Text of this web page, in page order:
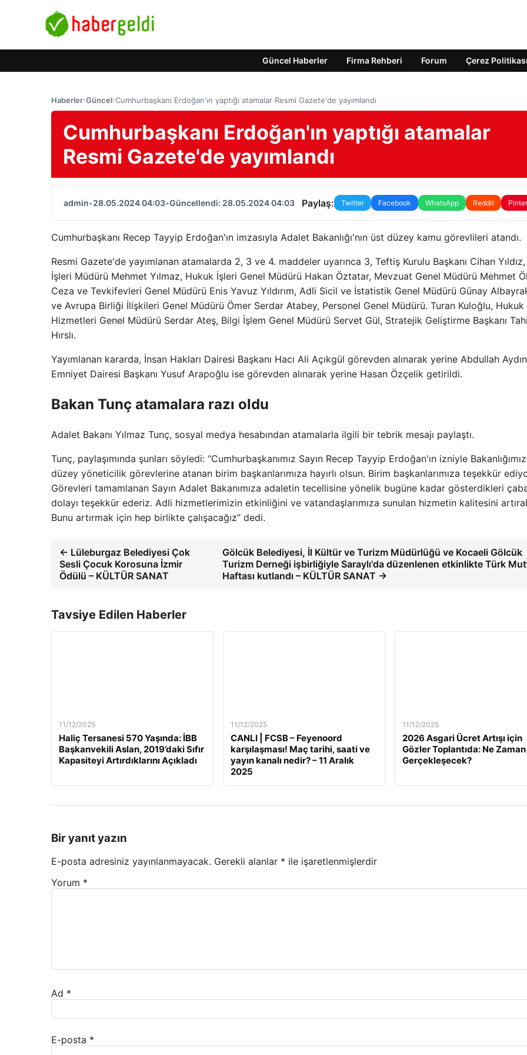
Güncel Haberler Firma Rehberi Forum Çerez Politikası
Haberler›Güncel›Cumhurbaşkanı Erdoğan'ın yaptığı atamalar Resmi Gazete'de yayımlandı
Cumhurbaşkanı Erdoğan'ın yaptığı atamalar
Resmi Gazete'de yayımlandı
admin•28.05.2024 04:03•Güncellendi: 28.05.2024 04:03 Paylaş: Twitter Facebook WhatsApp Reddit
Cumhurbaşkanı Recep Tayyip Erdoğan'ın imzasıyla Adalet Bakanlığı'nın üst düzey kamu görevlileri atandı.
Resmi Gazete'de yayımlanan atamalarda 2, 3 ve 4. maddeler uyarınca 3, Teftiş Kurulu Başkanı Cihan
İşleri Müdürü Mehmet Yılmaz, Hukuk İşleri Genel Müdürü Hakan Öztatar, Mevzuat Genel Müdürü Mehmet
Ceza ve Tevkifevleri Genel Müdürü Enis Yavuz Yıldırım, Adli Sicil ve İstatistik Genel Müdürü Günay
ve Avrupa Birliği İlişkileri Genel Müdürü Ömer Serdar Atabey, Personel Genel Müdürü. Turan Kuloğlu, Hukuk
Hizmetleri Genel Müdürü Serdar Ateş, Bilgi İşlem Genel Müdürü Servet Gül, Stratejik Geliştirme Başkanı
Hırslı.
Yayımlanan kararda, İnsan Hakları Dairesi Başkanı Hacı Ali Açıkgül görevden alınarak yerine Abdullah
Emniyet Dairesi Başkanı Yusuf Arapoğlu ise görevden alınarak yerine Hasan Özçelik getirildi.
Bakan Tunç atamalara razı oldu
Adalet Bakanı Yılmaz Tunç, sosyal medya hesabından atamalarla ilgili bir tebrik mesajı paylaştı.
Tunç, paylaşımında şunları söyledi: “Cumhurbaşkanımız Sayın Recep Tayyip Erdoğan'ın izniyle
düzey yöneticilik görevlerine atanan birim başkanlarımıza hayırlı olsun. Birim başkanlarımıza teşekkür
Görevleri tamamlanan Sayın Adalet Bakanımıza adaletin tecellisine yönelik bugüne kadar gösterdikleri
dolayı teşekkür ederiz. Adli hizmetlerimizin etkinliğini ve vatandaşlarımıza sunulan hizmetin kalitesini
Bunu artırmak için hep birlikte çalışacağız” dedi.
← Lüleburgaz Belediyesi Çok
Sesli Çocuk Korosuna İzmir
Ödülü – KÜLTÜR SANAT
Gölcük Belediyesi, İl Kültür ve Turizm Müdürlüğü ve Kocaeli Gölcük
Turizm Derneği işbirliğiyle Saraylı'da düzenlenen etkinlikte Türk
Haftası kutlandı – KÜLTÜR SANAT →
Tavsiye Edilen Haberler
11/12/2025
Haliç Tersanesi 570 Yaşında: İBB
Başkanvekili Aslan, 2019’daki Sıfır
Kapasiteyi Artırdıklarını Açıkladı
11/12/2025
CANLI | FCSB – Feyenoord
karşılaşması! Maç tarihi, saati ve
yayın kanalı nedir? – 11 Aralık
2025
11/12/2025
2026 Asgari Ücret Artışı için
Gözler Toplantıda: Ne Zaman
Gerçekleşecek?
Bir yanıt yazın
E-posta adresiniz yayınlanmayacak. Gerekli alanlar * ile işaretlenmişlerdir
Yorum *
Ad *
E-posta *